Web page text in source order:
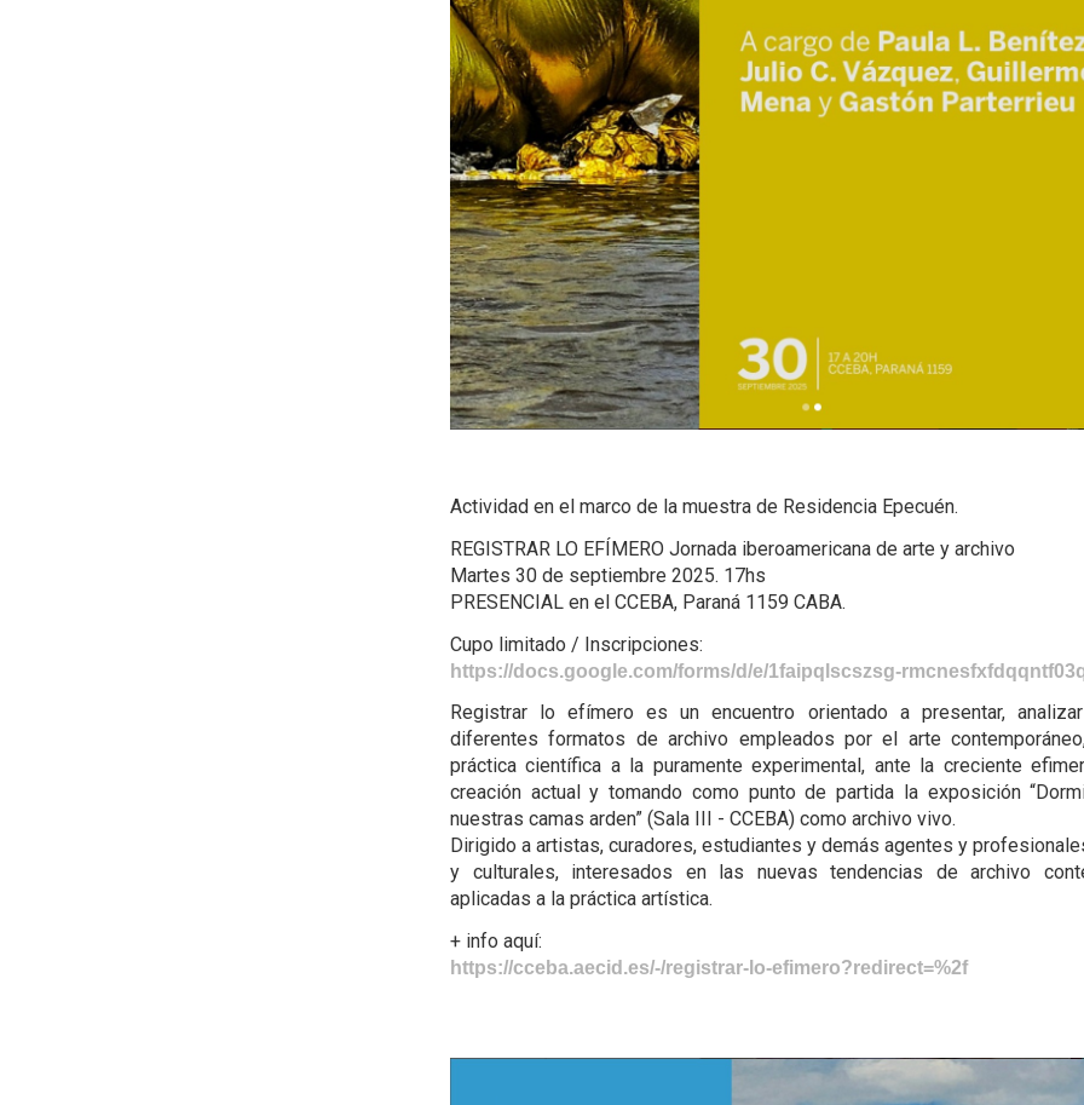
Actividad en el marco de la muestra de Residencia Epecuén.
REGISTRAR LO EFÍMERO Jornada iberoamericana de arte y archivo
Martes 30 de septiembre 2025. 17hs
PRESENCIAL en el CCEBA, Paraná 1159 CABA.
Cupo limitado / Inscripciones:
https://docs.google.com/forms/d/e/1faipqlscszsg-
Registrar lo efímero es un encuentro orientado a presentar,
diferentes formatos de archivo empleados por el arte
práctica científica a la puramente experimental, ante la creciente
creación actual y tomando como punto de partida la exposición
nuestras camas arden” (Sala III - CCEBA) como archivo vivo.
Dirigido a artistas, curadores, estudiantes y demás agentes y
y culturales, interesados en las nuevas tendencias de archivo
aplicadas a la práctica artística.
+ info aquí:
https://cceba.aecid.es/-/registrar-lo-efimero?redirect=%2f